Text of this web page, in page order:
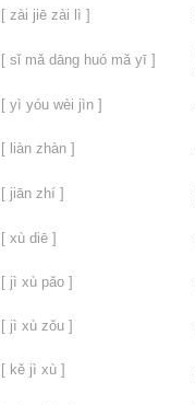
[ zài jiē zài lì ]
[ sǐ mǎ dāng huó mǎ yī ]
[ yì yóu wèi jìn ]
[ liàn zhàn ]
[ jiān zhí ]
[ xù diē ]
[ jì xù pǎo ]
[ jì xù zǒu ]
[ kě jì xù ]